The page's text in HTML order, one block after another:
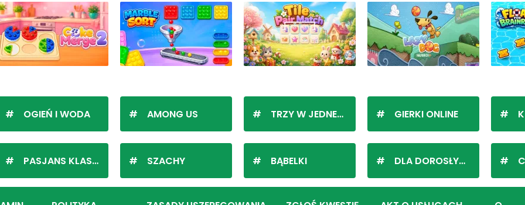
OGIEŃ I WODA
PASJANS KLASYCZNY
AMONG US
SZACHY
TRZY W JEDNEJ LINII
BĄBELKI
GIERKI ONLINE
DLA DOROSŁYCH